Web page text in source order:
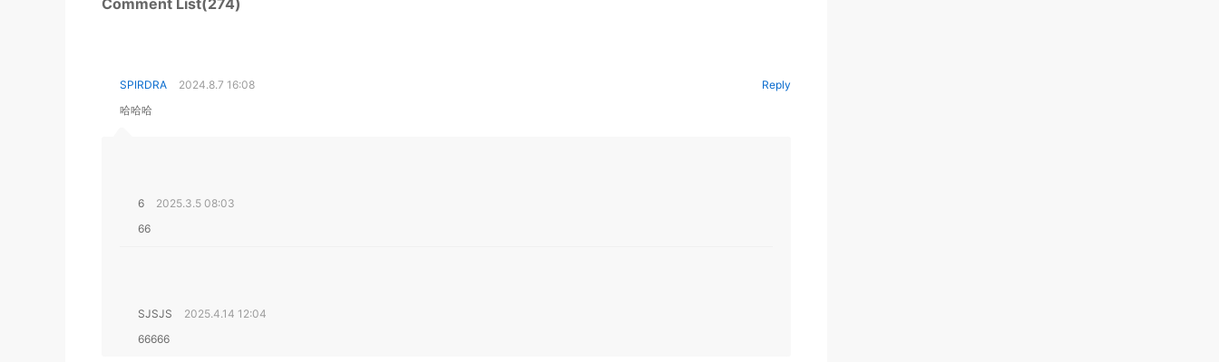
Comment List(274)
SPIRDRA
2024.8.7 16:08
哈哈哈
Reply
6
2025.3.5 08:03
66
SJSJS
2025.4.14 12:04
66666